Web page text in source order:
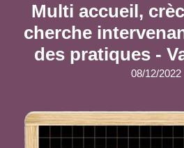
Multi accueil,
cherche
des pratiques -
08/12/2022